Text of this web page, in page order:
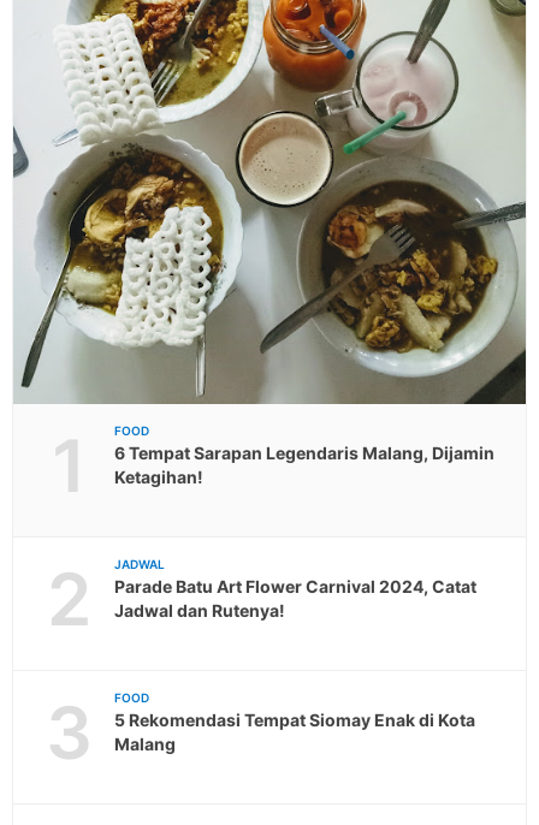
1 FOOD
6 Tempat Sarapan Legendaris Malang, Dijamin
Ketagihan!
2 JADWAL
Parade Batu Art Flower Carnival 2024, Catat
Jadwal dan Rutenya!
3 FOOD
5 Rekomendasi Tempat Siomay Enak di Kota
Malang